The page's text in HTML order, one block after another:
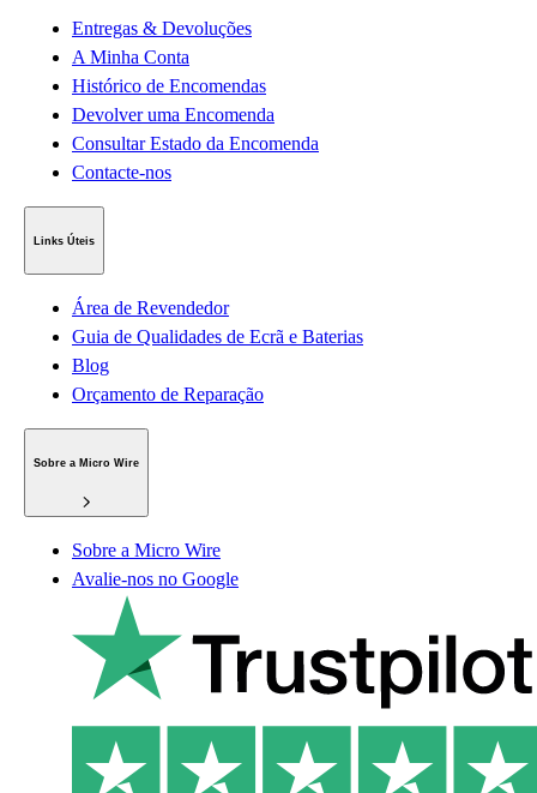
Entregas & Devoluções
A Minha Conta
Histórico de Encomendas
Devolver uma Encomenda
Consultar Estado da Encomenda
Contacte-nos
Links Úteis
Área de Revendedor
Guia de Qualidades de Ecrã e Baterias
Blog
Orçamento de Reparação
Sobre a Micro Wire
Sobre a Micro Wire
Avalie-nos no Google